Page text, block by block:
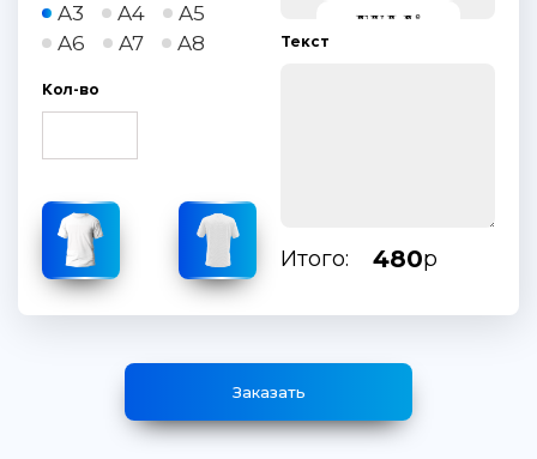
A3 A4
A5
A6
A7 A8
Кол-во
Текст
Итого: 480р